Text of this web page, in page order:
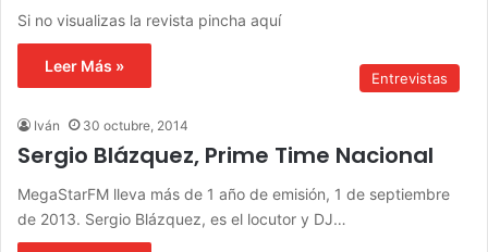
Si no visualizas la revista pincha aquí
Leer Más »
Entrevistas
Iván 30 octubre, 2014
Sergio Blázquez, Prime Time Nacional
MegaStarFM lleva más de 1 año de emisión, 1 de septiembre
de 2013. Sergio Blázquez, es el locutor y DJ…